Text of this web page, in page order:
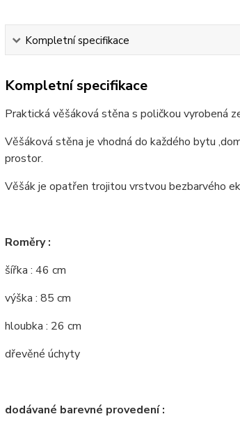
Kompletní specifikace
Kompletní specifikace
Praktická věšáková stěna s poličkou vyrobená
Věšáková stěna je vhodná do každého bytu
prostor.
Věšák je opatřen trojitou vrstvou bezbarvého
Roměry :
šířka : 46 cm
výška : 85 cm
hloubka : 26 cm
dřevěné úchyty
dodávané barevné provedení :